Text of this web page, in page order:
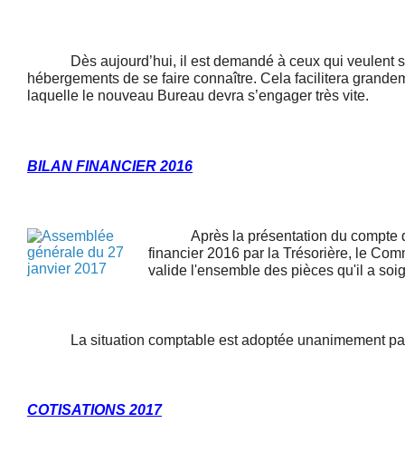
Dès aujourd’hui, il est demandé à ceux qui veulent
hébergements de se faire connaître. Cela facilitera
laquelle le nouveau Bureau devra s’engager très vite.
BILAN FINANCIER 2016
Après la présentation du compte
financier 2016 par la Trésorière, le
valide l'ensemble des pièces qu'il a
La situation comptable est adoptée unanimement
COTISATIONS 2017